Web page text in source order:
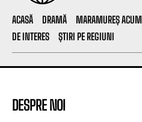
ACASĂ DRAMĂ MARAMUREȘ ACUM
DE INTERES
ȘTIRI PE REGIUNI
DESPRE NOI